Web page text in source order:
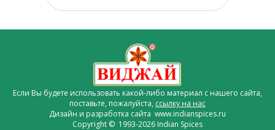
Если Вы будете использовать какой-либо материал с нашего сайта,
поставьте, пожалуйста, ссылку на нас
Дизайн и разработка сайта www.indianspices.ru
Copyright © 1993-2026 Indian Spices